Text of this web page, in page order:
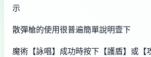
示
散彈槍的使用很普遍簡單說明壹下
魔術【詠唱】成功時按下【護盾】或【